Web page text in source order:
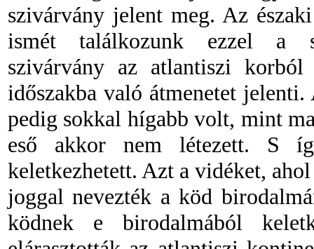
szivárvány jelent meg. Az
ismét találkozunk ezzel a
szivárvány az atlantiszi
időszakba való átmenetet
pedig sokkal hígabb volt, mint
eső akkor nem létezett. S
keletkezhetett. Azt a vidéket,
joggal nevezték a köd
ködnek e birodalmából